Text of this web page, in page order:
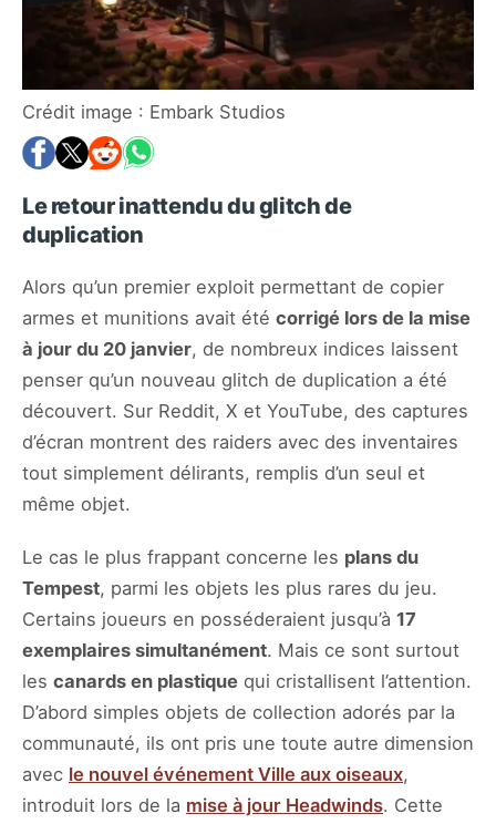
Crédit image : Embark Studios
Le retour inattendu du glitch de
duplication
Alors qu’un premier exploit permettant de copier
armes et munitions avait été corrigé lors de la mise
à jour du 20 janvier, de nombreux indices laissent
penser qu’un nouveau glitch de duplication a été
découvert. Sur Reddit, X et YouTube, des captures
d’écran montrent des raiders avec des inventaires
tout simplement délirants, remplis d’un seul et
même objet.
Le cas le plus frappant concerne les plans du
Tempest, parmi les objets les plus rares du jeu.
Certains joueurs en posséderaient jusqu’à 17
exemplaires simultanément. Mais ce sont surtout
les canards en plastique qui cristallisent l’attention.
D’abord simples objets de collection adorés par la
communauté, ils ont pris une toute autre dimension
avec le nouvel événement Ville aux oiseaux,
introduit lors de la mise à jour Headwinds. Cette